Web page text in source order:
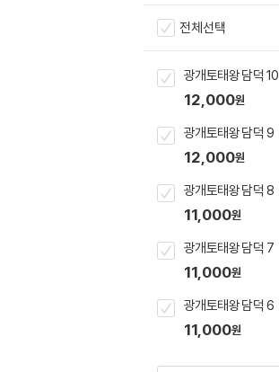
전체선택
광개토태왕 담덕 10
12,000원
광개토태왕 담덕 9
12,000원
광개토태왕 담덕 8
11,000원
광개토태왕 담덕 7
11,000원
광개토태왕 담덕 6
11,000원